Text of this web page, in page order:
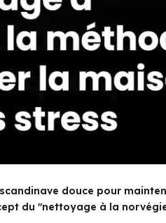
douce pour
du "nettoyage à la